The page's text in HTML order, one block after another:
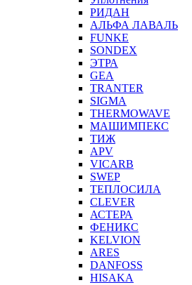
РИДАН
АЛЬФА ЛАВАЛЬ
FUNKE
SONDEX
ЭТРА
GEA
TRANTER
SIGMA
THERMOWAVE
МАШИМПЕКС
ТИЖ
APV
VICARB
SWEP
ТЕПЛОСИЛА
CLEVER
АСТЕРА
ФЕНИКС
KELVION
ARES
DANFOSS
HISAKA